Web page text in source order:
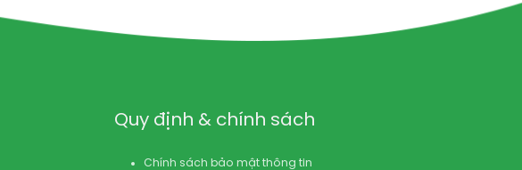
Quy định & chính sách
Chính sách bảo mật thông tin